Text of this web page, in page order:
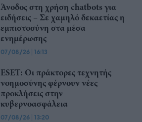
Άνοδος στη χρήση chatbots για
ειδήσεις – Σε χαμηλό δεκαετίας η
εμπιστοσύνη στα μέσα
ενημέρωσης
07/08/26 | 16:13
ESET: Οι πράκτορες τεχνητής
νοημοσύνης φέρνουν νέες
προκλήσεις στην
κυβερνοασφάλεια
07/08/26 | 13:20